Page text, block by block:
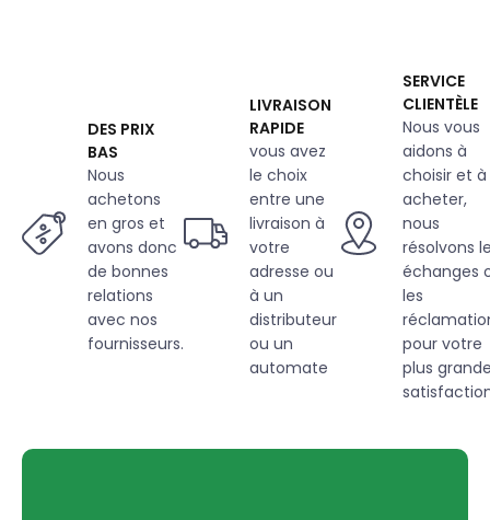
DES PRIX
BAS
Nous
achetons
en gros et
avons donc
de bonnes
relations
avec nos
fournisseurs.
LIVRAISON
RAPIDE
vous avez
le choix
entre une
livraison à
votre
adresse ou
à un
distributeur
ou un
automate
SERVICE
CLIENTÈLE
Nous vous
aidons à
choisir et à
acheter,
nous
résolvons
échanges
les
pour votre
plus